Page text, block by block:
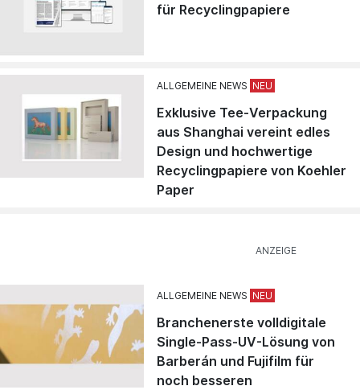
für Recyclingpapiere
ALLGEMEINE NEWS
Exklusive Tee-Verpackung
aus Shanghai vereint edles
Design und hochwertige
Recyclingpapiere von Koehler
Paper
ALLGEMEINE NEWS
Branchenerste volldigitale
Single-Pass-UV-Lösung von
Barberán und Fujifilm für
noch besseren